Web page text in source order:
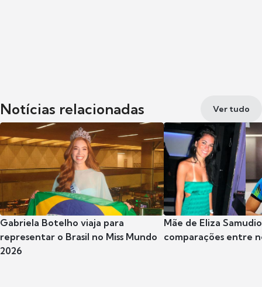
Notícias relacionadas Ver tudo
Gabriela Botelho viaja para
representar o Brasil no Miss Mundo
2026
Mãe de Eliza
comparações entre